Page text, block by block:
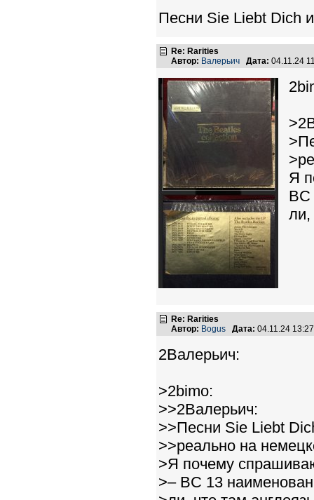
Песни Sie Liebt Dich
Re: Rarities
Автор: Валерьич Дата: 04.11.24
Я
ли,
Re: Rarities
Автор: Bogus Дата: 04.11.24
2Валерьич:
>2bimo:
>>2Валерьич:
>>Песни Sie Liebt
>>реально на
>Я почему
>– BC 13